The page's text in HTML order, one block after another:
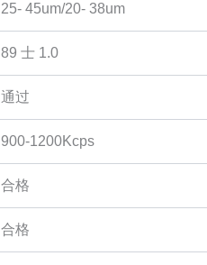
25- 45um/20- 38um
89 士 1.0
通过
900-1200Kcps
合格
合格